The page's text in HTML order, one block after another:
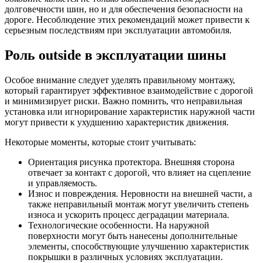
долговечности шин, но и для обеспечения безопасности на
дороге. Несоблюдение этих рекомендаций может привести к
серьезным последствиям при эксплуатации автомобиля.
Роль outside в эксплуатации шины
Особое внимание следует уделять правильному монтажу,
который гарантирует эффективное взаимодействие с дорогой
и минимизирует риски. Важно помнить, что неправильная
установка или игнорирование характеристик наружной части
могут привести к ухудшению характеристик движения.
Некоторые моменты, которые стоит учитывать:
Ориентация рисунка протектора. Внешняя сторона
отвечает за контакт с дорогой, что влияет на сцепление
и управляемость.
Износ и повреждения. Неровности на внешней части, а
также неправильный монтаж могут увеличить степень
износа и ускорить процесс деградации материала.
Технологические особенности. На наружной
поверхности могут быть нанесены дополнительные
элементы, способствующие улучшению характеристик
покрышки в различных условиях эксплуатации.